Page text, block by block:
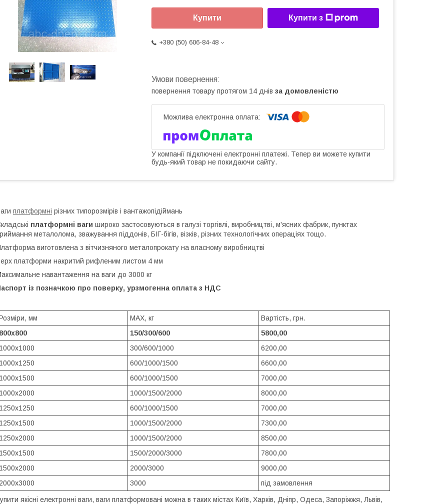
Купити Купити з
+380 (50) 606-84-48
повернення товару протягом 14 днів за домовленістю
У компанії підключені електронні платежі. Тепер ви можете купити
будь-який товар не покидаючи сайту.
платформні різних типорозмірів і вантажопідіймань
платформні ваги широко застосовуються в галузі торгівлі, виробництві, м'ясних фабрик, пунктах
металолома, зважування піддонів, БІГ-бігів, візків, різних технологічних операціях тощо.
виготовлена з вітчизняного металопрокату на власному виробництві
платформи накритий рифленим листом 4 мм
навантаження на ваги до 3000 кг
із позначкою про поверку, урзмогенна оплата з НДС
мм MAX, кг
Вартість, грн.
800х800
150/300/600
5800,00
1000х1000
300/600/1000
6200,00
1000х1250
600/1000/1500
6600,00
1000х1500
600/1000/1500
7000,00
1000х2000
1000/1500/2000
8000,00
1250х1250
600/1000/1500
7000,00
1250х1500
1000/1500/2000
7300,00
1250х2000
1000/1500/2000
8500,00
1500х1500
1500/2000/3000
7800,00
1500х2000
2000/3000
9000,00
2000х3000
3000 під замовлення
якісні електронні ваги, ваги платформовані можна в таких містах Київ, Харків, Дніпр, Одеса, Запоріжжя, Львів,